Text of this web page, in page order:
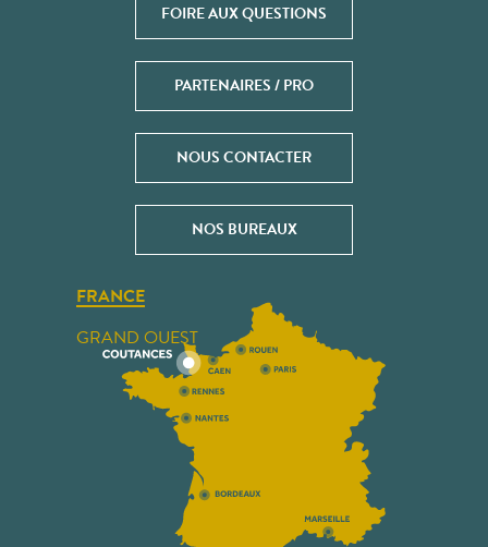
FOIRE AUX QUESTIONS
PARTENAIRES / PRO
NOUS CONTACTER
NOS BUREAUX
FRANCE
GRAND OUEST